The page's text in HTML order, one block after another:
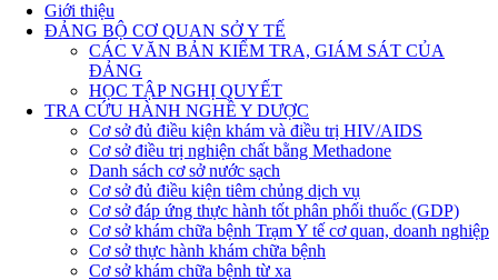
Giới thiệu
ĐẢNG BỘ CƠ QUAN SỞ Y TẾ
CÁC VĂN BẢN KIỂM TRA, GIÁM SÁT CỦA
ĐẢNG
HỌC TẬP NGHỊ QUYẾT
TRA CỨU HÀNH NGHỀ Y DƯỢC
Cơ sở đủ điều kiện khám và điều trị HIV/AIDS
Cơ sở điều trị nghiện chất bằng Methadone
Danh sách cơ sở nước sạch
Cơ sở đủ điều kiện tiêm chủng dịch vụ
Cơ sở đáp ứng thực hành tốt phân phối thuốc (GDP)
Cơ sở khám chữa bệnh Trạm Y tế cơ quan, doanh nghiệp
Cơ sở thực hành khám chữa bệnh
Cơ sở khám chữa bệnh từ xa